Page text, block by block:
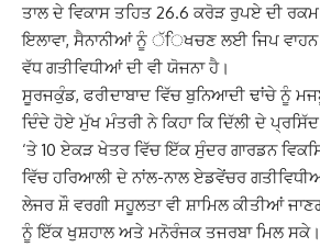
ਤਾਲ ਦੇ ਵਿਕਾਸ ਤਹਿਤ 26.6 ਕਰੋੜ ਰੁਪਏ ਦੀ
ਇਲਾਵਾ, ਸੈਨਾਨੀਆਂ ਨੂੰ ੱਿਖਚਣ ਲਈ ਜਿਪ ਵਾਹਨ
ਵੱਧ ਗਤੀਵਿਧੀਆਂ ਦੀ ਵੀ ਯੋਜਨਾ ਹੈ।
ਸੂਰਜਕੁੰਡ, ਫਰੀਦਾਬਾਦ ਵਿੱਚ ਬੁਨਿਆਦੀ ਢਾਂਚੇ ਨੂੰ
ਦਿੰਦੇ ਹੋਏ ਮੁੱਖ ਮੰਤਰੀ ਨੇ ਕਿਹਾ ਕਿ ਦਿੱਲੀ ਦੇ
‘ਤੇ 10 ਏਕੜ ਖੇਤਰ ਵਿੱਚ ਇੱਕ ਸੁੰਦਰ ਗਾਰਡਨ
ਵਿੱਚ ਹਰਿਆਲੀ ਦੇ ਨਾਂਲ-ਨਾਲ ਏਡਵੇਂਚਰ
ਲੇਜਰ ਸ਼ੌ ਵਰਗੀ ਸਹੂਲਤਾ ਵੀ ਸ਼ਾਮਿਲ ਕੀਤੀਆਂ
ਨੂੰ ਇੱਕ ਖੁਸ਼ਹਾਲ ਅਤੇ ਮਨੋਰੰਜਕ ਤਜਰਬਾ ਮਿਲ ਸਕੇ।